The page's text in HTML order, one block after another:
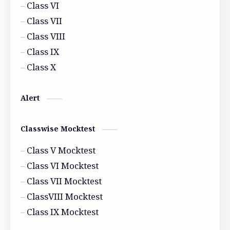
Class 9 Physics
History
Model activity 2022
Class VI
Class VII
Class VIII
Class IX
Class X
Alert
Classwise Mocktest
Class V Mocktest
Class VI Mocktest
Class VII Mocktest
ClassVIII Mocktest
Class IX Mocktest